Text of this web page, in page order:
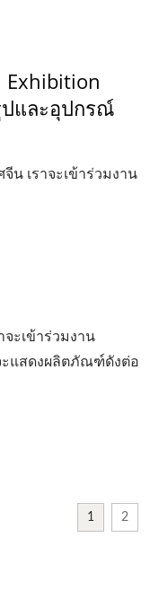
Exhibition
ปและอุปกรณ์
น เราจะเข้าร่วมงาน
จะเข้าร่วมงาน
จะแสดงผลิตภัณฑ์ดังต่อ
1 2